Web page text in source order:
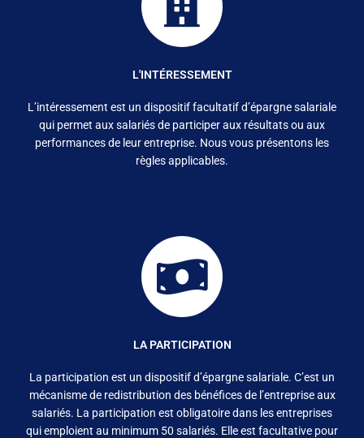
L'INTÉRESSEMENT
L’intéressement est un dispositif facultatif d’épargne salariale
qui permet aux salariés de participer aux résultats ou aux
performances de leur entreprise. Nous vous présentons les
règles applicables.
LA PARTICIPATION
La participation est un dispositif d’épargne salariale. C’est un
mécanisme de redistribution des bénéfices de l’entreprise aux
salariés. La participation est obligatoire dans les entreprises
qui emploient au minimum 50 salariés. Elle est facultative pour